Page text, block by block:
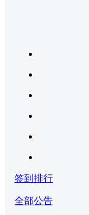
签到排行
全部公告